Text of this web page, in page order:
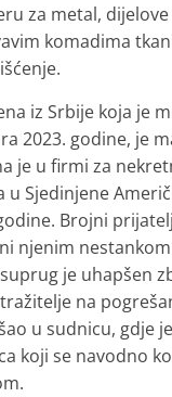
za metal,
komadima
iz Srbije koja je
2023. godine, je
je u firmi za
u Sjedinjene
Brojni
njenim
je uhapšen
na
u sudnicu, gdje
koji se navodno